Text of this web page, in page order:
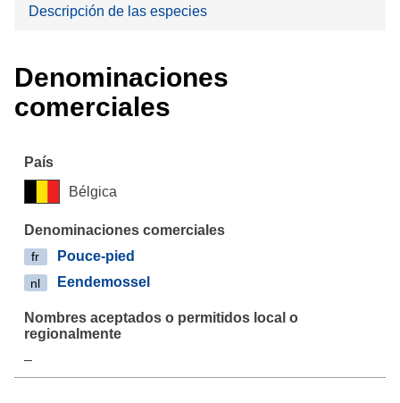
Descripción de las especies
Denominaciones
comerciales
Bélgica
fr Pouce-pied
nl Eendemossel
–